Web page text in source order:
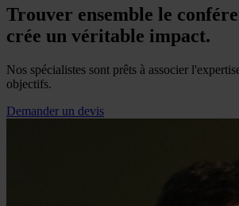
Trouver ensemble le
crée un véritable impact.
Nos spécialistes sont prêts à associer
objectifs.
Demander un devis